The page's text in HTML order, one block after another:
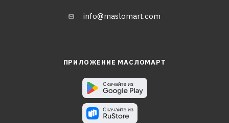
info@maslomart.com
ПРИЛОЖЕНИЕ МАСЛОМАРТ